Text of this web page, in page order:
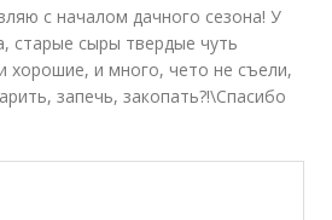
с началом дачного сезона! У
старые сыры твердые чуть
хорошие, и много, чето не съели,
запечь, закопать?!\Спасибо